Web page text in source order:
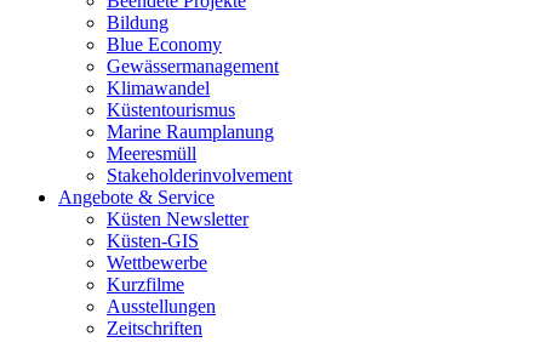
Bildung
Blue Economy
Gewässermanagement
Klimawandel
Küstentourismus
Marine Raumplanung
Meeresmüll
Stakeholderinvolvement
Angebote & Service
Küsten Newsletter
Küsten-GIS
Wettbewerbe
Kurzfilme
Ausstellungen
Zeitschriften